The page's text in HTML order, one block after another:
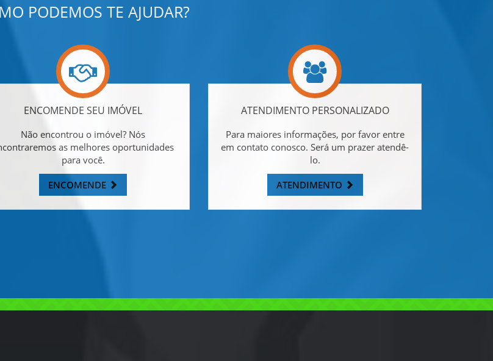
PODEMOS TE AJUDAR?
ENCOMENDE SEU IMÓVEL
Não encontrou o imóvel? Nós
as melhores oportunidades
para você.
ENCOMENDE
ATENDIMENTO PERSONALIZADO
Para maiores informações, por favor entre
em contato conosco. Será um prazer atendê-
lo.
ATENDIMENTO